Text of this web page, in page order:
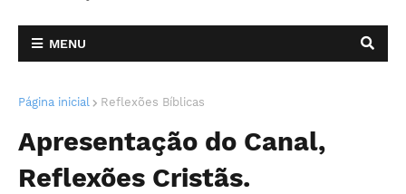
MENU
Página inicial Reflexões Bíblicas
Apresentação do Canal,
Reflexões Cristãs.